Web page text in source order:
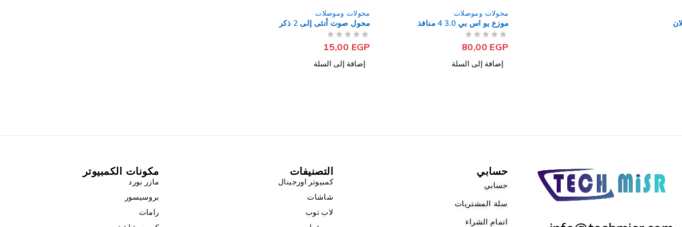
محولات وموصلات
موزع يو اس بي 3.0 4 منافذ
80,00
إضافة إلى السلة
محولات وموصلات
محول صوت أنثى إلى 2 ذكر
15,00
إضافة إلى السلة
حسابي
حسابي
سلة المشتريات
اتمام الشراء
التصنيفات
كمبيوتر اورجينال
شاشات
لاب توب
مكونات الكمبيوتر
مازر بورد
بروسيسور
رامات